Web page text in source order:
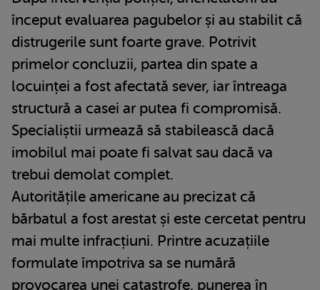
început evaluarea pagubelor și au stabilit că
distrugerile sunt foarte grave. Potrivit
primelor concluzii, partea din spate a
locuinței a fost afectată sever, iar întreaga
structură a casei ar putea fi compromisă.
Specialiștii urmează să stabilească dacă
imobilul mai poate fi salvat sau dacă va
trebui demolat complet.
Autoritățile americane au precizat că
bărbatul a fost arestat și este cercetat pentru
mai multe infracțiuni. Printre acuzațiile
formulate împotriva sa se numără
provocarea unei catastrofe, punerea în